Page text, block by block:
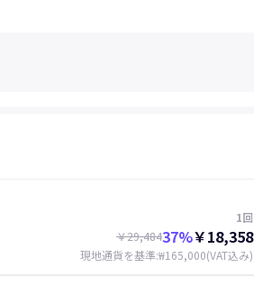
1回
￥29,48437%￥18,358
現地通貨を基準:₩165,000(VAT込み)